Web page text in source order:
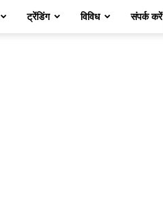
ट्रेंडिंग विविध संपर्क करें